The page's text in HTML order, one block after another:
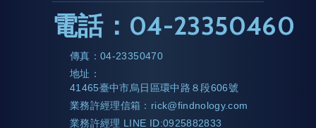
電話： 04-23350460
傳真：04-23350470
地址：
41465臺中市烏日區環中路８段606號
業務許經理信箱： rick@findnology.com
業務許經理 LINE ID:0925882833